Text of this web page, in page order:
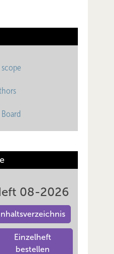
08-2026
Inhaltsverzeichnis
Einzelheft
bestellen